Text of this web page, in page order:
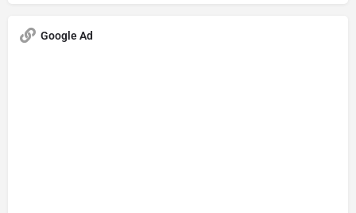
Google Ad